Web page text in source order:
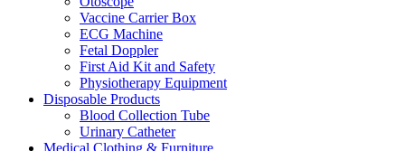
Vaccine Carrier Box
ECG Machine
Fetal Doppler
First Aid Kit and Safety
Physiotherapy Equipment
Disposable Products
Blood Collection Tube
Urinary Catheter